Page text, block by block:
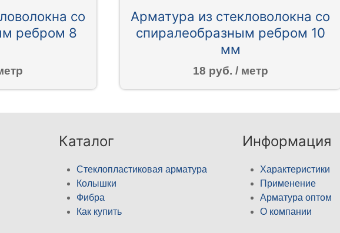
со
ребром 8
Арматура из стекловолокна со
спиралеобразным ребром 10
мм
18 руб. / метр
Каталог
Стеклопластиковая арматура
Колышки
Фибра
Как купить
Информация
Характеристики
Применение
Арматура оптом
О компании